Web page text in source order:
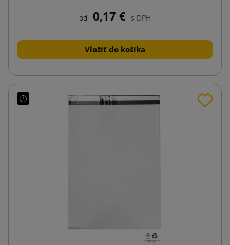
od 0,17 € s DPH
Vložiť do košíka